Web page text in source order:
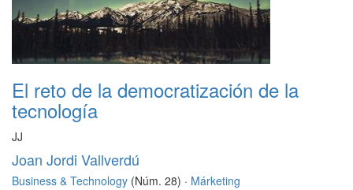
El reto de la democratización de la
tecnología
JJ
Joan Jordi Vallverdú
Business & Technology (Núm. 28) · Márketing